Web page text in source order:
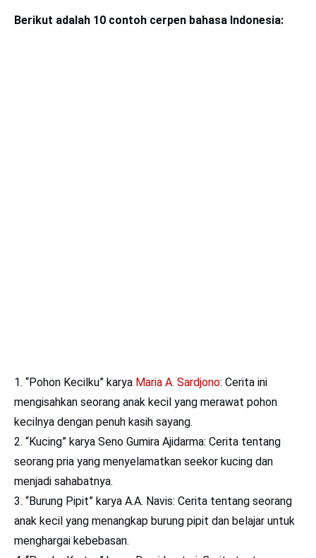
Berikut adalah 10 contoh cerpen bahasa Indonesia:
“Pohon Kecilku” karya Maria A. Sardjono: Cerita ini
mengisahkan seorang anak kecil yang merawat pohon
kecilnya dengan penuh kasih sayang.
“Kucing” karya Seno Gumira Ajidarma: Cerita tentang
seorang pria yang menyelamatkan seekor kucing dan
menjadi sahabatnya.
“Burung Pipit” karya A.A. Navis: Cerita tentang seorang
anak kecil yang menangkap burung pipit dan belajar untuk
menghargai kebebasan.